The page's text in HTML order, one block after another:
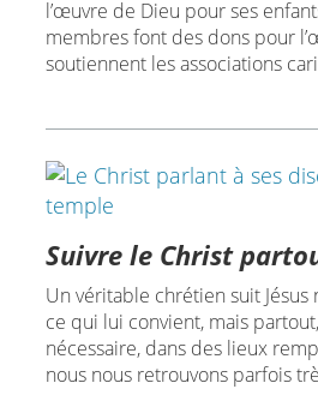
l’œuvre de Dieu pour ses
membres font des dons pour
soutiennent les associations
Suivre le Christ
Un véritable chrétien suit
ce qui lui convient, mais
nécessaire, dans des lieux
nous nous retrouvons parfois